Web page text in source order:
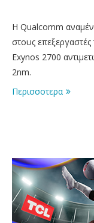
Η Qualcomm
στους
Exynos 2700
2nm.
Περισσοτερα